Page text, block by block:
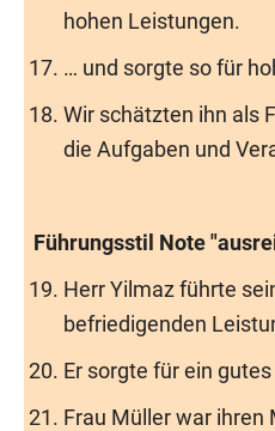
hohen Leistungen.
… und sorgte so für
Wir schätzten ihn als
die Aufgaben und
Führungsstil Note
Herr Yilmaz führte
befriedigenden
Er sorgte für ein
Frau Müller war ihren